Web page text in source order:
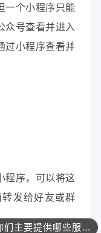
一个小程序只能
众号查看并进入
过小程序查看并
程序，可以将这
发给好友或群
你们主要提供哪些服务？可以根据需求定制吗？